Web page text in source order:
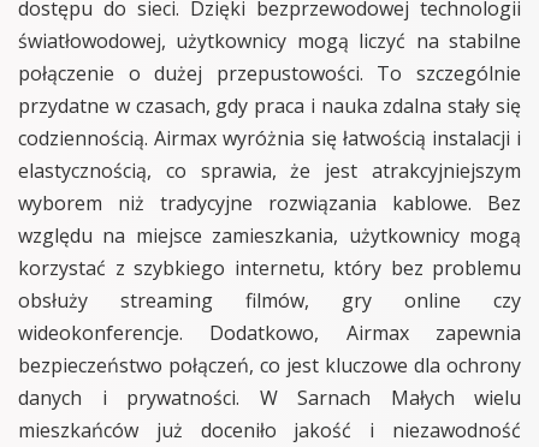
dostępu do sieci. Dzięki bezprzewodowej technologii
światłowodowej, użytkownicy mogą liczyć na stabilne
połączenie o dużej przepustowości. To szczególnie
przydatne w czasach, gdy praca i nauka zdalna stały się
codziennością. Airmax wyróżnia się łatwością instalacji i
elastycznością, co sprawia, że jest atrakcyjniejszym
wyborem niż tradycyjne rozwiązania kablowe. Bez
względu na miejsce zamieszkania, użytkownicy mogą
korzystać z szybkiego internetu, który bez problemu
obsłuży streaming filmów, gry online czy
wideokonferencje. Dodatkowo, Airmax zapewnia
bezpieczeństwo połączeń, co jest kluczowe dla ochrony
danych i prywatności. W Sarnach Małych wielu
mieszkańców już doceniło jakość i niezawodność